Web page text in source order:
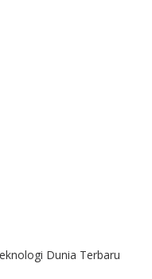
Dunia Terbaru